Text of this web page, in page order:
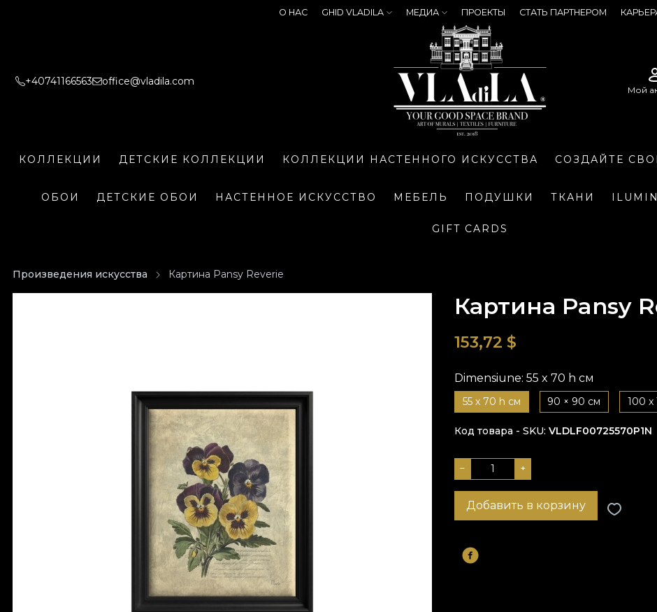
О НАС GHID VLADILA МЕДИА ПРОЕКТЫ СТАТЬ ПАРТНЕРОМ
+40741166563 office@vladila.com
КОЛЛЕКЦИИ ДЕТСКИЕ КОЛЛЕКЦИИ КОЛЛЕКЦИИ НАСТЕННОГО ИСКУССТВА СОЗДАЙТЕ
ОБОИ ДЕТСКИЕ ОБОИ НАСТЕННОЕ ИСКУССТВО МЕБЕЛЬ ПОДУШКИ ТКАНИ
GIFT CARDS
Произведения искусства Картина Pansy Reverie
Картина Pansy
153,72 $
Dimensiune: 55 x 70 h см
55 x 70 h см 90 × 90 см 100 x
Код товара - SKU VLDLF00725570P1N
− +
Добавить в корзину